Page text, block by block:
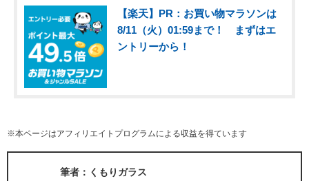
【楽天】PR：お買い物マラソンは
8/11（火）01:59まで！ まずはエ
ントリーから！
※本ページはアフィリエイトプログラムによる収益を得ています
筆者：くもりガラス